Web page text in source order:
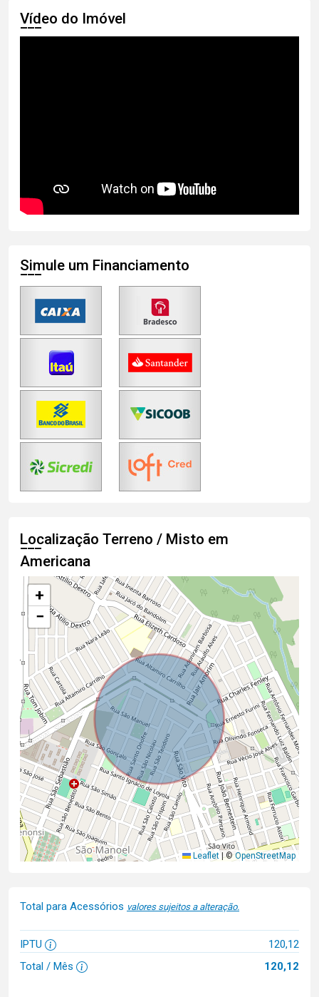
Vídeo do Imóvel
Simule um Financiamento
Localização Terreno / Misto em
Americana
+
−
Leaflet |©OpenStreetMap
Total para Acessórios valores sujeitos a alteração.
IPTU
120,12
Total / Mês
120,12